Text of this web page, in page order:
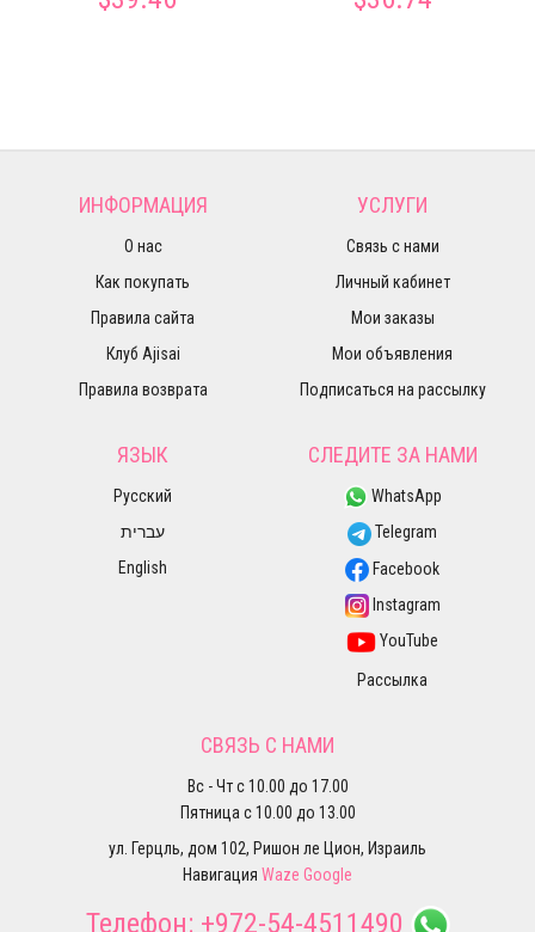
ИНФОРМАЦИЯ
О нас
Как покупать
Правила сайта
Клуб Ajisai
Правила возврата
УСЛУГИ
Связь с нами
Личный кабинет
Мои заказы
Мои объявления
Подписаться на рассылку
ЯЗЫК
Русский
עברית
English
СЛЕДИТЕ ЗА НАМИ
WhatsApp
Telegram
Facebook
Instagram
YouTube
Рассылка
СВЯЗЬ С НАМИ
Вс - Чт с 10.00 до 17.00
Пятница с 10.00 до 13.00
ул. Герцль, дом 102, Ришон ле Цион, Израиль
Навигация Waze Google
Телефон: +972-54-4511490